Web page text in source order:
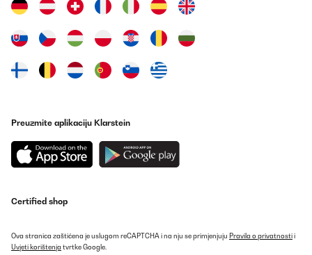
can',t be places on a sink cabinet and expect it to drain to the
plumping.- Manually pouring water works greats, but after
connecting it to the water input, we don',t need to manually pour
water anymore, which is a great time save.- We like to cook, so
multiple runs, but we do manage to fit everything in there, even
larger pots and pans.- My only issue was when we got an Error
Amazon-Benutzer
can’t be places on a sink cabinet and expect it to drain to the
plumping.- Manually pouring water works greats, but after
Preuzmite aplikaciju Klarstein
Certified shop
Ova stranica zaštićena je uslugom reCAPTCHA i na nju se primjenjuju Pravila o privatnostii
Uvjeti korištenja tvrtke Google.